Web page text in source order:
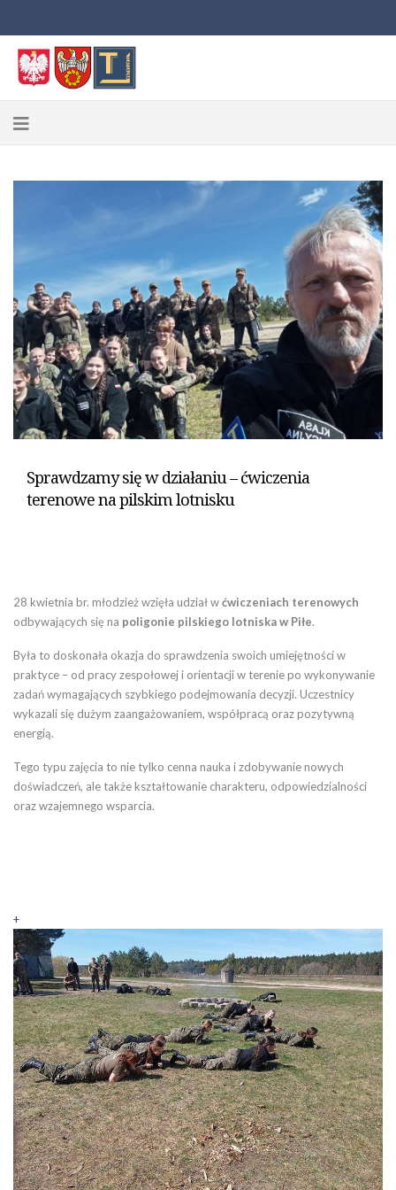
Sprawdzamy się w działaniu – ćwiczenia
terenowe na pilskim lotnisku
28 kwietnia br. młodzież wzięła udział wćwiczeniach terenowych
odbywających się na poligonie pilskiego lotniska w Piłe.
Była to doskonała okazja do sprawdzenia swoich umiejętności w
praktyce – od pracy zespołowej i orientacji w terenie po wykonywanie
zadań wymagających szybkiego podejmowania decyzji. Uczestnicy
wykazali się dużym zaangażowaniem, współpracą oraz pozytywną
energią.
Tego typu zajęcia to nie tylko cenna nauka i zdobywanie nowych
doświadczeń, ale także kształtowanie charakteru, odpowiedzialności
oraz wzajemnego wsparcia.
+